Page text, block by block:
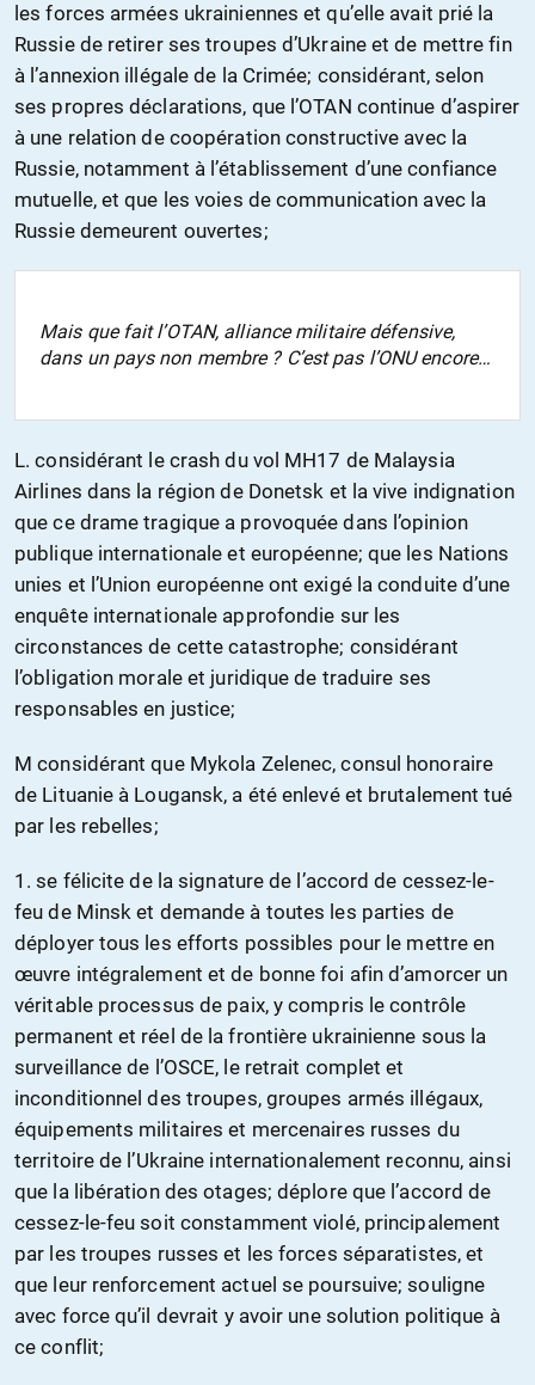
les forces armées ukrainiennes et qu’elle avait prié la
Russie de retirer ses troupes d’Ukraine et de mettre fin
à l’annexion illégale de la Crimée; considérant, selon
ses propres déclarations, que l’OTAN continue d’aspirer
à une relation de coopération constructive avec la
Russie, notamment à l’établissement d’une confiance
mutuelle, et que les voies de communication avec la
Russie demeurent ouvertes;
Mais que fait l’OTAN, alliance militaire défensive,
dans un pays non membre ? C’est pas l’ONU encore…
L. considérant le crash du vol MH17 de Malaysia
Airlines dans la région de Donetsk et la vive indignation
que ce drame tragique a provoquée dans l’opinion
publique internationale et européenne; que les Nations
unies et l’Union européenne ont exigé la conduite d’une
enquête internationale approfondie sur les
circonstances de cette catastrophe; considérant
l’obligation morale et juridique de traduire ses
responsables en justice;
M considérant que Mykola Zelenec, consul honoraire
de Lituanie à Lougansk, a été enlevé et brutalement tué
par les rebelles;
1. se félicite de la signature de l’accord de cessez-le-
feu de Minsk et demande à toutes les parties de
déployer tous les efforts possibles pour le mettre en
œuvre intégralement et de bonne foi afin d’amorcer un
véritable processus de paix, y compris le contrôle
permanent et réel de la frontière ukrainienne sous la
surveillance de l’OSCE, le retrait complet et
inconditionnel des troupes, groupes armés illégaux,
équipements militaires et mercenaires russes du
territoire de l’Ukraine internationalement reconnu, ainsi
que la libération des otages; déplore que l’accord de
cessez-le-feu soit constamment violé, principalement
par les troupes russes et les forces séparatistes, et
que leur renforcement actuel se poursuive; souligne
avec force qu’il devrait y avoir une solution politique à
ce conflit;